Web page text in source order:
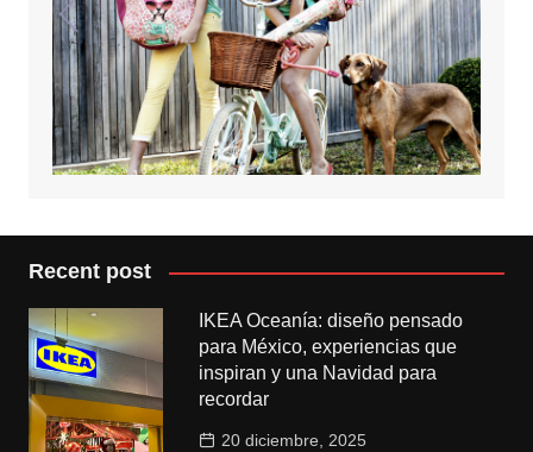
Recent post
IKEA Oceanía: diseño pensado
para México, experiencias que
inspiran y una Navidad para
recordar
20 diciembre, 2025